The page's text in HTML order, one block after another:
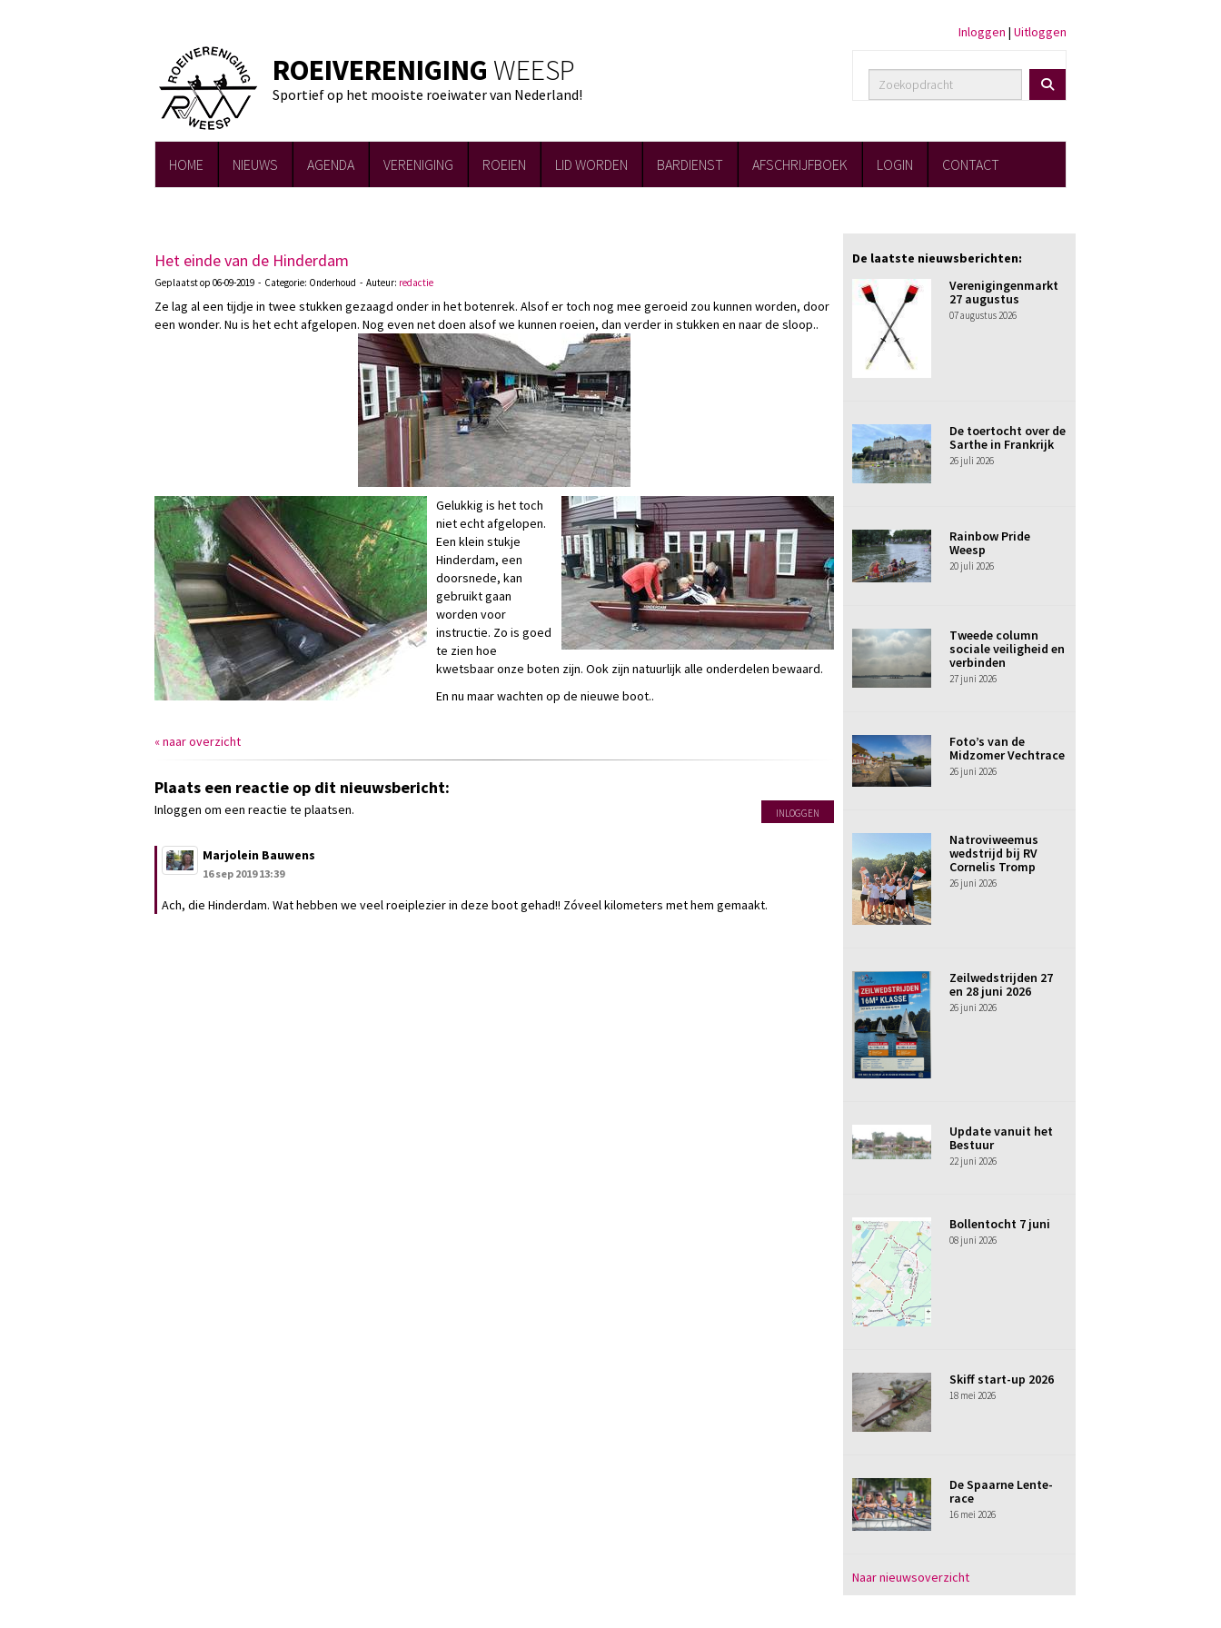
ROEIVERENIGING WEESP
Sportief op het mooiste roeiwater van Nederland!
Inloggen | Uitloggen
HOME NIEUWS AGENDA VERENIGING ROEIEN LID WORDEN BARDIENST AFSCHRIJFBOEK LOGIN CONTACT
Het einde van de Hinderdam
Geplaatst op 06-09-2019 - Categorie: Onderhoud - Auteur: redactie
Ze lag al een tijdje in twee stukken gezaagd onder in het botenrek. Alsof er toch nog mee geroeid zou kunnen worden, door
een wonder. Nu is het echt afgelopen. Nog even net doen alsof we kunnen roeien, dan verder in stukken en naar de sloop..
Gelukkig is het toch
niet echt afgelopen.
Een klein stukje
Hinderdam, een
doorsnede, kan
gebruikt gaan
worden voor
instructie. Zo is goed
te zien hoe
kwetsbaar onze boten zijn. Ook zijn natuurlijk alle onderdelen bewaard.
En nu maar wachten op de nieuwe boot..
« naar overzicht
Plaats een reactie op dit nieuwsbericht:
Inloggen om een reactie te plaatsen. INLOGGEN
Marjolein Bauwens
16 sep 2019 13:39
Ach, die Hinderdam. Wat hebben we veel roeiplezier in deze boot gehad!! Zóveel kilometers met hem gemaakt.
De laatste nieuwsberichten:
Verenigingenmarkt
27 augustus
07 augustus 2026
De toertocht over de
Sarthe in Frankrijk
26 juli 2026
Rainbow Pride
Weesp
20 juli 2026
Tweede column
sociale veiligheid en
verbinden
27 juni 2026
Foto’s van de
Midzomer Vechtrace
26 juni 2026
Natroviweemus
wedstrijd bij RV
Cornelis Tromp
26 juni 2026
Zeilwedstrijden 27
en 28 juni 2026
26 juni 2026
Update vanuit het
Bestuur
22 juni 2026
Bollentocht 7 juni
08 juni 2026
Skiff start-up 2026
18 mei 2026
De Spaarne Lente-
race
16 mei 2026
Naar nieuwsoverzicht